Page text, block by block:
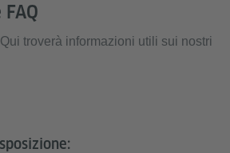
troverà informazioni utili sui nostri